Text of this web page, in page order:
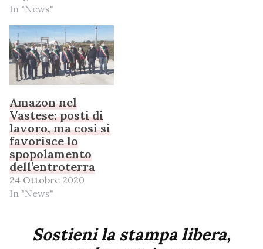
In "News"
Amazon nel
Vastese: posti di
lavoro, ma così si
favorisce lo
spopolamento
dell’entroterra
24 Ottobre 2020
In "News"
Sostieni la stampa libera,